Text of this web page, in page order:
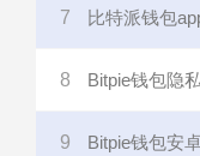
7 比特派钱包app官
8 Bitpie钱包隐私保
9 Bitpie钱包安卓